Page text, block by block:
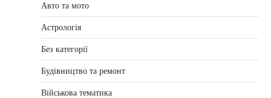
Авто та мото
Астрологія
Без категорії
Будівництво та ремонт
Військова тематика